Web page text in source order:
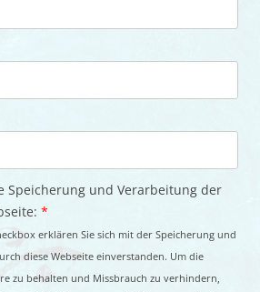
Speicherung und Verarbeitung der
*
erklären Sie sich mit der Speicherung und
diese Webseite einverstanden. Um die
zu behalten und Missbrauch zu verhindern,